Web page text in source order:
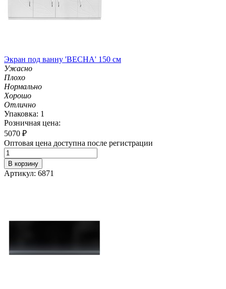
Экран под ванну 'ВЕСНА' 150 см
Ужасно
Плохо
Нормально
Хорошо
Отлично
Упаковка: 1
Розничная цена:
5070 ₽
Оптовая цена доступна после регистрации
В корзину
Артикул: 6871